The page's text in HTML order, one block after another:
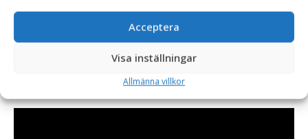
Acceptera
Visa inställningar
Allmänna villkor
Välbeprövad konstruktion
Originalet av redskapstiltar
Ökar maskinens användningsområden markant